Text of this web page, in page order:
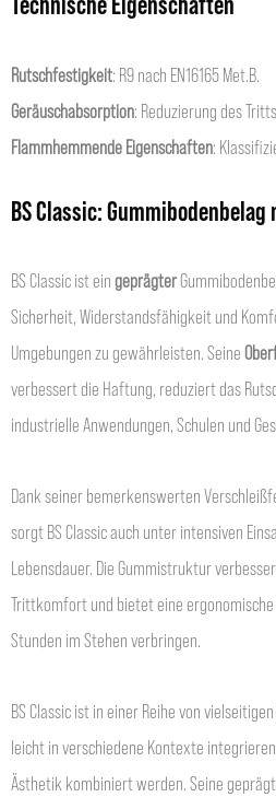
Rutschfestigkeit: R9 nach EN16165 Met.B.
Geräuschabsorption: Reduzierung des
Flammhemmende Eigenschaften:
BS Classic:
BS Classic ist eingeprägter
Sicherheit, Widerstandsfähigkeit und
Umgebungen zu gewährleisten. Seine
verbessert die Haftung, reduziert das
industrielle Anwendungen, Schulen und
Dank seiner bemerkenswerten
sorgt BS Classic auch unter intensiven
Lebensdauer. Die Gummistruktur
Trittkomfort und bietet eine
Stunden im Stehen verbringen.
BS Classic ist in einer Reihe von
leicht in verschiedene Kontexte
Ästhetik kombiniert werden. Seine